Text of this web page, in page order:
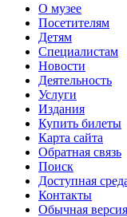
О музее
Посетителям
Детям
Специалистам
Новости
Деятельность
Услуги
Издания
Купить билеты
Карта сайта
Обратная связь
Поиск
Доступная
Контакты
Обычная версия